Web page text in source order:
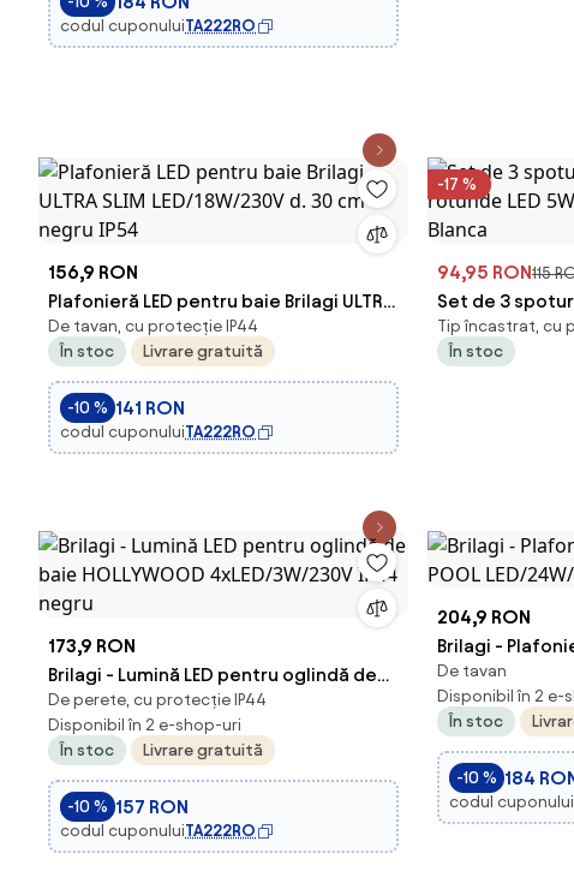
codul cuponuluiTA222RO
156,9 RON
Plafonieră LED pentru baie Brilagi ULTRA
SLIM LED/18W/230V d. 30 cm negru IP54
De tavan, cu protecție IP44
În stoc
Livrare gratuită
-10 % 141 RON
codul cuponuluiTA222RO
-17 %
94,95 RON115
Set de 3
rotunde LED
Blanca
Tip încastrat, cu
În stoc
173,9 RON
Brilagi - Lumină LED pentru oglindă de
baie HOLLYWOOD 4xLED/3W/230V IP44
negru
De perete, cu protecție IP44
Disponibil în 2 e-shop-uri
În stoc
Livrare gratuită
-10 % 157 RON
codul cuponuluiTA222RO
204,9 RON
Brilagi -
POOL LED/
De tavan
Disponibil în 2 e-
În stoc
-10 % 184
codul cuponului